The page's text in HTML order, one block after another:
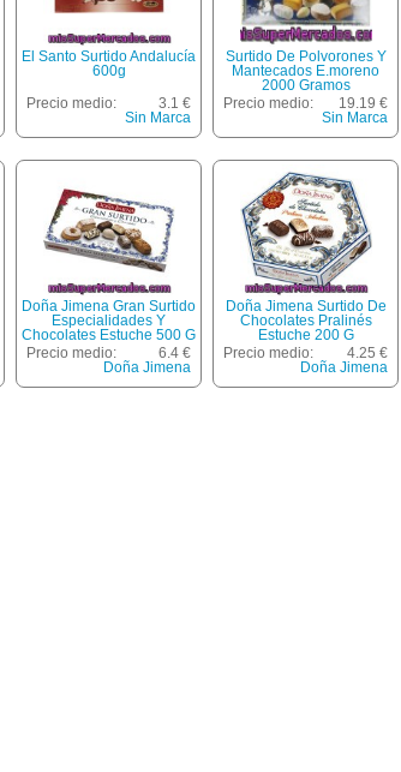
El Santo Surtido Andalucía
600g
Precio medio:
3.1 €
Sin Marca
Surtido De Polvorones Y
Mantecados E.moreno
2000 Gramos
Precio medio:
19.19 €
Sin Marca
Doña Jimena Gran Surtido
Especialidades Y
Chocolates Estuche 500 G
Precio medio:
6.4 €
Doña Jimena
Doña Jimena Surtido De
Chocolates Pralinés
Estuche 200 G
Precio medio:
4.25 €
Doña Jimena